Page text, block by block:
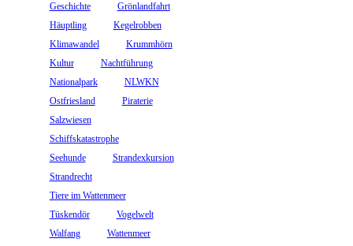
Geschichte
Grönlandfahrt
Häuptling
Kegelrobben
Klimawandel
Krummhörn
Kultur
Nachtführung
Nationalpark
NLWKN
Ostfriesland
Piraterie
Salzwiesen
Schiffskatastrophe
Seehunde
Strandexkursion
Strandrecht
Tiere im Wattenmeer
Tüskendör
Vogelwelt
Walfang
Wattenmeer